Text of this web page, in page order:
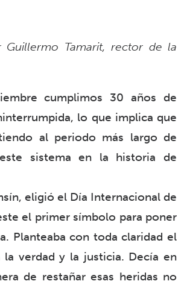
Tamarit, rector de la
cumplimos 30 años de
lo que implica que
al periodo más largo de
sistema en la historia de
eligió el Día Internacional de
el primer símbolo para poner
Planteaba con toda claridad el
verdad y la justicia. Decía en
de restañar esas heridas no